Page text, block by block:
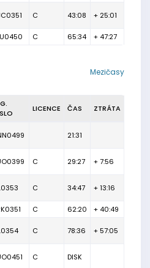
C 43:08 + 25:01
C 65:34 + 47:27
Mezičasy
LICENCE ČAS ZTRÁTA
21:31
C 29:27 + 7:56
C 34:47 + 13:16
C 62:20 + 40:49
C 78:36 + 57:05
C DISK